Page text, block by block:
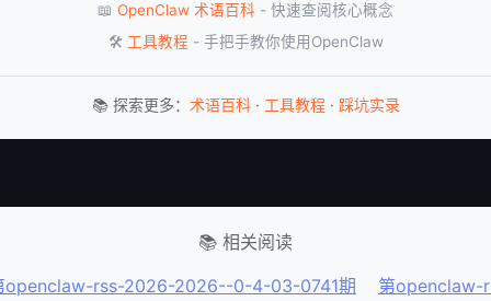
📖 OpenClaw 术语百科 - 快速查阅核心概念
🛠️ 工具教程 - 手把手教你使用OpenClaw
📚 探索更多： 术语百科· 工具教程· 踩坑实录
📚 相关阅读
openclaw-rss-2026-2026--0-4-03-0741期
第openclaw-